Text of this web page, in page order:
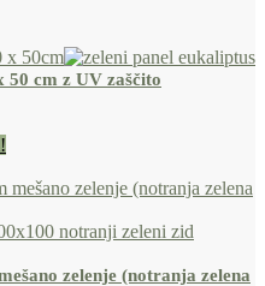
50 cm z UV zaščito
zelenje (notranja zelena